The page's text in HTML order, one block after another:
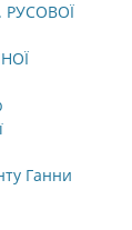
РУСОВОЇ
Ганни